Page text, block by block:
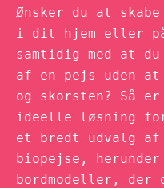
Ønsker du at
i dit hjem eller
samtidig med at
af en pejs uden
og skorsten? Så
ideelle løsning
et bredt udvalg af
biopejse,
bordmodeller, der